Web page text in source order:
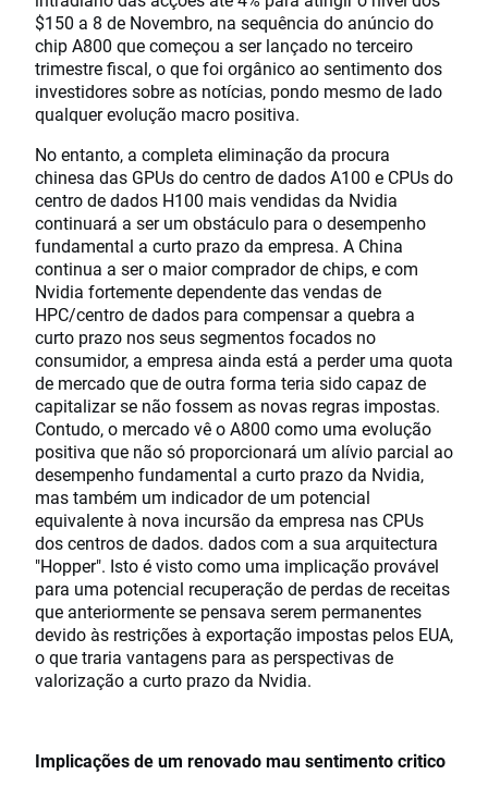
$150 a 8 de Novembro, na sequência do anúncio do
chip A800 que começou a ser lançado no terceiro
trimestre fiscal, o que foi orgânico ao sentimento dos
investidores sobre as notícias, pondo mesmo de lado
qualquer evolução macro positiva.
No entanto, a completa eliminação da procura
chinesa das GPUs do centro de dados A100 e CPUs do
centro de dados H100 mais vendidas da Nvidia
continuará a ser um obstáculo para o desempenho
fundamental a curto prazo da empresa. A China
continua a ser o maior comprador de chips, e com
Nvidia fortemente dependente das vendas de
HPC/centro de dados para compensar a quebra a
curto prazo nos seus segmentos focados no
consumidor, a empresa ainda está a perder uma quota
de mercado que de outra forma teria sido capaz de
capitalizar se não fossem as novas regras impostas.
Contudo, o mercado vê o A800 como uma evolução
positiva que não só proporcionará um alívio parcial ao
desempenho fundamental a curto prazo da Nvidia,
mas também um indicador de um potencial
equivalente à nova incursão da empresa nas CPUs
dos centros de dados. dados com a sua arquitectura
"Hopper". Isto é visto como uma implicação provável
para uma potencial recuperação de perdas de receitas
que anteriormente se pensava serem permanentes
devido às restrições à exportação impostas pelos EUA,
o que traria vantagens para as perspectivas de
valorização a curto prazo da Nvidia.
Implicações de um renovado mau sentimento critico